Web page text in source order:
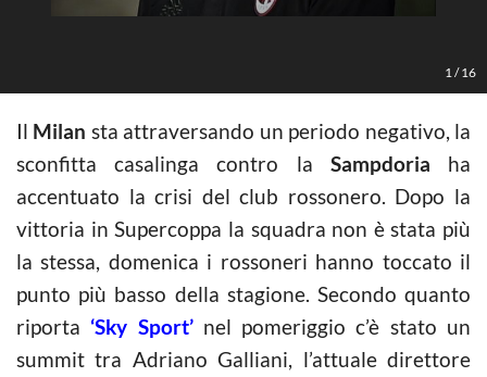
1 /16
Il Milan sta attraversando un periodo negativo, la
sconfitta casalinga contro la Sampdoria ha
accentuato la crisi del club rossonero. Dopo la
vittoria in Supercoppa la squadra non è stata più
la stessa, domenica i rossoneri hanno toccato il
punto più basso della stagione. Secondo quanto
riporta ‘Sky Sport’nel pomeriggio c’è stato un
summit tra Adriano Galliani, l’attuale direttore